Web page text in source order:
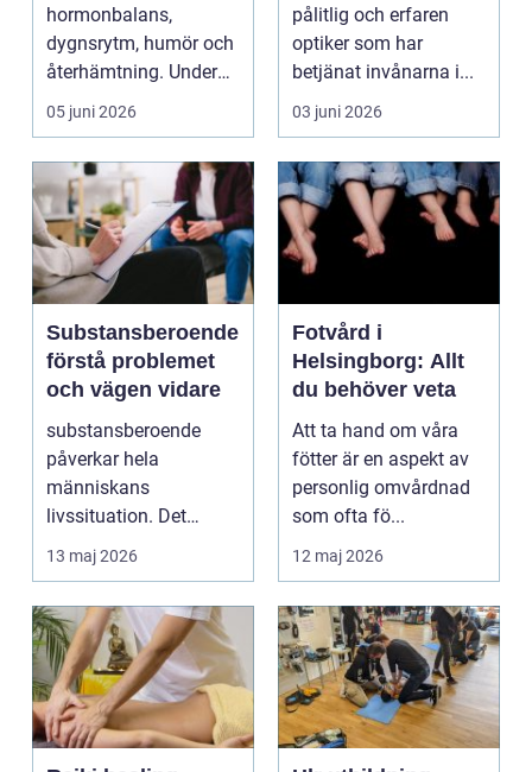
hormonbalans,
dygnsrytm, humör och
återhämtning. Under
senare år har en ny typ
av prod...
05 juni 2026
pålitlig och erfaren
optiker som har
betjänat invånarna i...
03 juni 2026
Substansberoende
förstå problemet
och vägen vidare
substansberoende
påverkar hela
människans
livssituation. Det
handlar sällan bara
om alkohol, narkoti...
13 maj 2026
Fotvård i
Helsingborg: Allt
du behöver veta
Att ta hand om våra
fötter är en aspekt av
personlig omvårdnad
som ofta fö...
12 maj 2026